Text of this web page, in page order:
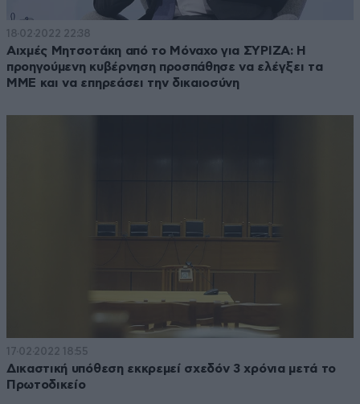
18·02·2022 22:38
Αιχμές Μητσοτάκη από το Μόναχο για ΣΥΡΙΖΑ: Η
προηγούμενη κυβέρνηση προσπάθησε να ελέγξει τα
ΜΜΕ και να επηρεάσει την δικαιοσύνη
17·02·2022 18:55
Δικαστική υπόθεση εκκρεμεί σχεδόν 3 χρόνια μετά το
Πρωτοδικείο